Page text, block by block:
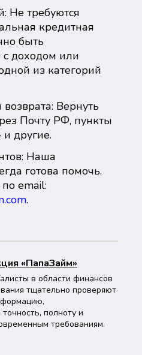
Не требуются
кредитная
быть
доходом или
из категорий
Вернуть
Почту РФ, пункты
и другие.
Наша
готова помочь.
email:
.
«ПапаЗайм»
в области финансов
тщательно проверяют
полноту и
требованиям.